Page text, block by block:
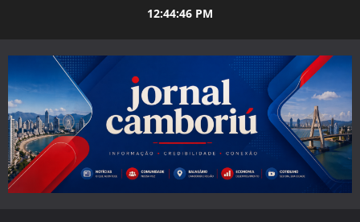
12:44:47 PM